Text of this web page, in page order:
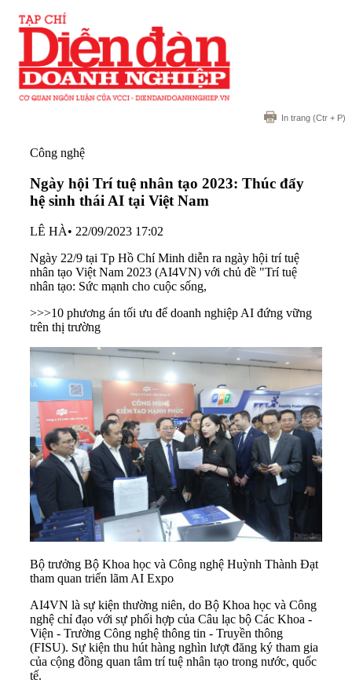
In trang (Ctr + P)
Công nghệ
Ngày hội Trí tuệ nhân tạo 2023: Thúc đẩy
hệ sinh thái AI tại Việt Nam
LÊ HÀ• 22/09/2023 17:02
Ngày 22/9 tại Tp Hồ Chí Minh diễn ra ngày hội trí tuệ
nhân tạo Việt Nam 2023 (AI4VN) với chủ đề "Trí tuệ
nhân tạo: Sức mạnh cho cuộc sống,
>>>10 phương án tối ưu để doanh nghiệp AI đứng vững
trên thị trường
Bộ trưởng Bộ Khoa học và Công nghệ Huỳnh Thành Đạt
tham quan triển lãm AI Expo
AI4VN là sự kiện thường niên, do Bộ Khoa học và Công
nghệ chỉ đạo với sự phối hợp của Câu lạc bộ Các Khoa -
Viện - Trường Công nghệ thông tin - Truyền thông
(FISU). Sự kiện thu hút hàng nghìn lượt đăng ký tham gia
của cộng đồng quan tâm trí tuệ nhân tạo trong nước, quốc
tế.